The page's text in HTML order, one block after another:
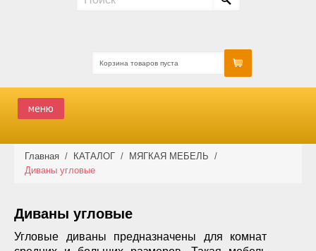
Корзина товаров пуста
меню
КАТАЛОГ
Главная / КАТАЛОГ / МЯГКАЯ МЕБЕЛЬ /
Диваны угловые
Диваны угловые
Угловые диваны предназначены для комнат